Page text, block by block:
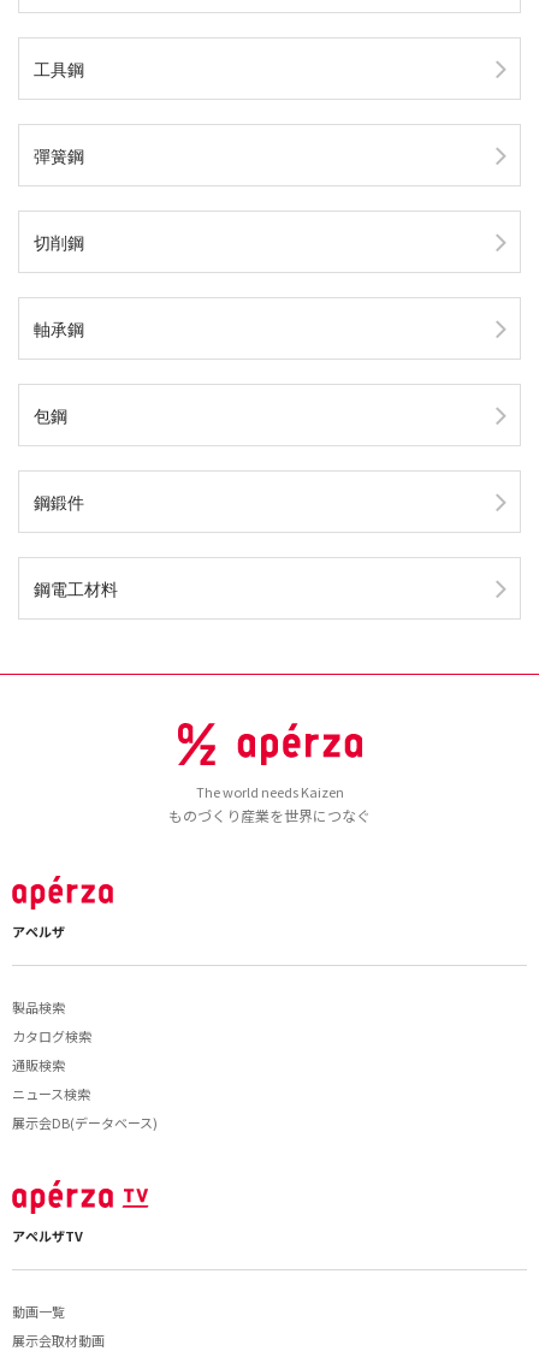
工具鋼
彈簧鋼
切削鋼
軸承鋼
包鋼
鋼鍛件
鋼電工材料
The world needs Kaizen
ものづくり産業を世界につなぐ
アペルザ
製品検索
カタログ検索
通販検索
ニュース検索
展示会DB(データベース)
アペルザTV
動画一覧
展示会取材動画